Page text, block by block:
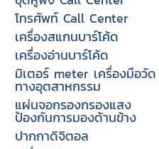
โทรศัพท์ Call Center
เครื่องสแกนบาร์โค้ด
เครื่องอ่านบาร์โค้ด
มิเตอร์ meter เครื่องมือวัด
ทางอุตสาหกรรม
แผ่นจอกรองกรองแสง
ป้องกันการมองด้านข้าง
ปากกาดิจิตอล